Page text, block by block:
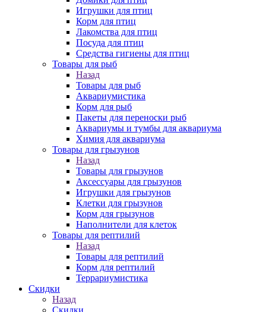
Игрушки для птиц
Корм для птиц
Лакомства для птиц
Посуда для птиц
Средства гигиены для птиц
Товары для рыб
Назад
Товары для рыб
Аквариумистика
Корм для рыб
Пакеты для переноски рыб
Аквариумы и тумбы для аквариума
Химия для аквариума
Товары для грызунов
Назад
Товары для грызунов
Аксессуары для грызунов
Игрушки для грызунов
Клетки для грызунов
Корм для грызунов
Наполнители для клеток
Товары для рептилий
Назад
Товары для рептилий
Корм для рептилий
Террариумистика
Скидки
Назад
Скидки